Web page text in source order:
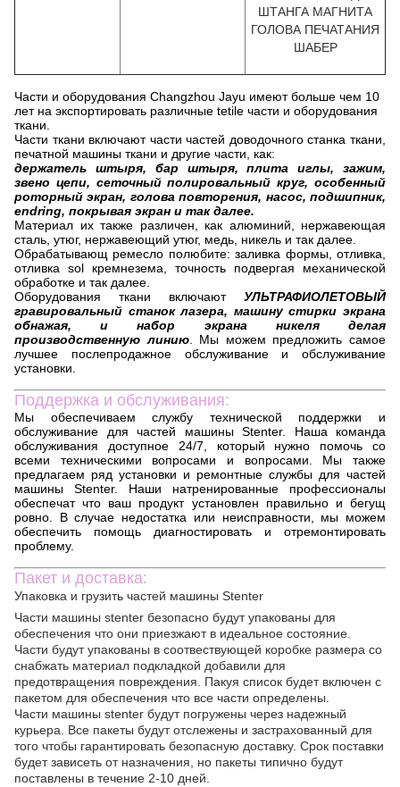
ШТАНГА МАГНИТА
ГОЛОВА ПЕЧАТАНИЯ
ШАБЕР
Части и оборудования Changzhou Jayu имеют больше чем 10
лет на экспортировать различные tetile части и оборудования
ткани.
Части ткани включают части частей доводочного станка ткани,
печатной машины ткани и другие части, как:
держатель штыря, бар штыря, плита иглы, зажим,
звено цепи, сеточный полировальный круг, особенный
роторный экран, голова повторения, насос, подшипник,
endring, покрывая экран и так далее.
Материал их также различен, как алюминий, нержавеющая
сталь, утюг, нержавеющий утюг, медь, никель и так далее.
Обрабатывающ ремесло полюбите: заливка формы, отливка,
отливка sol кремнезема, точность подвергая механической
обработке и так далее.
Оборудования ткани включают УЛЬТРАФИОЛЕТОВЫЙ
гравировальный станок лазера, машину стирки экрана
обнажая, и набор экрана никеля делая
производственную линию. Мы можем предложить самое
лучшее послепродажное обслуживание и обслуживание
установки.
Поддержка и обслуживания:
Мы обеспечиваем службу технической поддержки и
обслуживание для частей машины Stenter. Наша команда
обслуживания доступное 24/7, который нужно помочь со
всеми техническими вопросами и вопросами. Мы также
предлагаем ряд установки и ремонтные службы для частей
машины Stenter. Наши натренированные профессионалы
обеспечат что ваш продукт установлен правильно и бегущ
ровно. В случае недостатка или неисправности, мы можем
обеспечить помощь диагностировать и отремонтировать
проблему.
Пакет и доставка:
Упаковка и грузить частей машины Stenter
Части машины stenter безопасно будут упакованы для
обеспечения что они приезжают в идеальное состояние.
Части будут упакованы в соотвествующей коробке размера со
снабжать материал подкладкой добавили для
предотвращения повреждения. Пакуя список будет включен с
пакетом для обеспечения что все части определены.
Части машины stenter будут погружены через надежный
курьера. Все пакеты будут отслежены и застрахованный для
того чтобы гарантировать безопасную доставку. Срок поставки
будет зависеть от назначения, но пакеты типично будут
поставлены в течение 2-10 дней.